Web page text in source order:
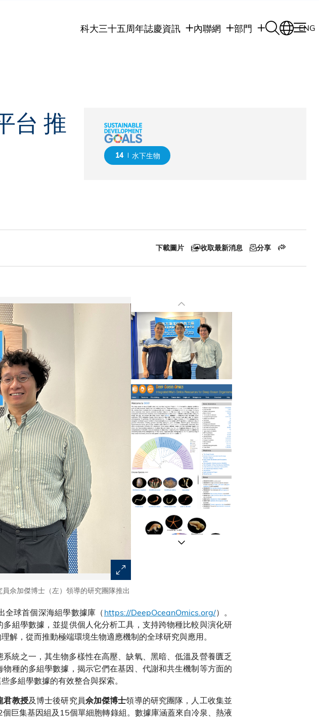
科大三十五周年誌慶資訊 內聯網 部門 ENG
台 推
14 水下生物
下載圖片 收取最新消息 分享
佘加傑博士（左）領導的研究團隊推出
全球首個深海組學數據庫（https://DeepOceanOmics.org/）。
組學數據，並提供個人化分析工具，支持跨物種比較與演化研
解，從而推動極端環境生物適應機制的全球研究與應用。
統之一，其生物多樣性在高壓、缺氧、黑暗、低溫及營養匱乏
種的多組學數據，揭示它們在基因、代謝和共生機制等方面的
多組學數據的有效整合與探索。
君教授及博士後研究員佘加傑博士領導的研究團隊，人工收集並
巨集基因組及15個單細胞轉錄組。數據庫涵蓋來自冷泉、熱液